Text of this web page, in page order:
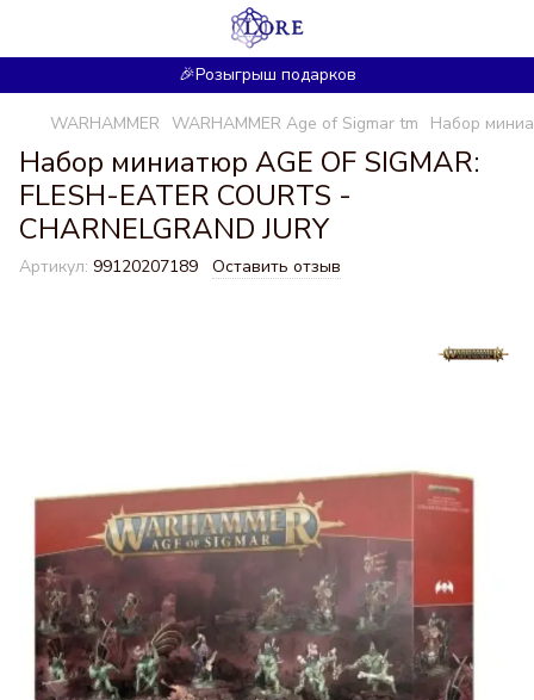
🎉Розыгрыш подарков
WARHAMMER WARHAMMER Age of Sigmar tm Набор
Набор миниатюр AGE OF SIGMAR:
FLESH-EATER COURTS -
CHARNELGRAND JURY
Артикул: 99120207189 Оставить отзыв